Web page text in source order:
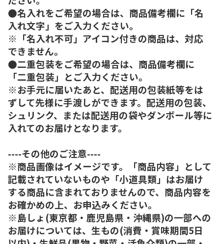
●名入れをご希望の場合は、商品備考欄に「名
入れ文字」をご入力ください。
※「名入れ不可」アイコン付きの商品は、対応
できません。
●二重包装をご希望の場合は、商品備考欄に
「二重包装」とご入力ください。
※お手元に届いたあと、配送用の包装紙等をは
ずして先様に手渡しができます。配送用の包装、
シュリンク、または配送用の袋やダンボール等に
入れてのお届けとなります。
----その他のご注意----
※商品画像はイメージです。「商品内容」として
記載されていないものや「小道具類」はお届け
する商品に含まれておりませんので、商品内容を
お確かめの上、お申込みください。
※島しょ(東京都・鹿児島県・沖縄県)の一部への
お届けについては、生もの(消費・賞味期間5日